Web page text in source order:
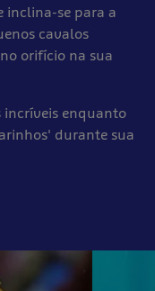
inclina-se para a
cavalos
orifício na sua
incríveis enquanto
durante sua